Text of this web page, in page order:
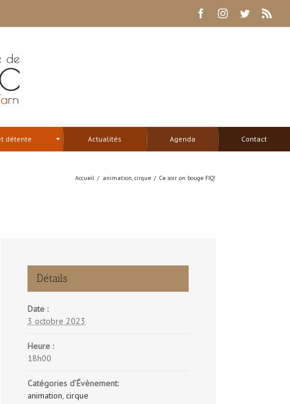
FacebookInstagram
Twitter
détente Actualités Agenda Contact
Accueil / animation,cirque / Ce soir on bouge FIQ!
Détails
Date :
3 octobre 2023
Heure :
18h00
Catégories d’Évènement:
animation, cirque